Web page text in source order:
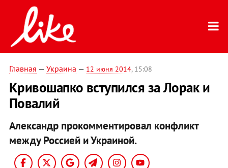
Главная — Украина — 12 июня 2014, 15:08
Кривошапко вступился за Лорак и
Повалий
Александр прокомментировал конфликт
между Россией и Украиной.